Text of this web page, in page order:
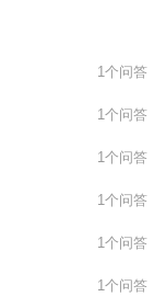
1个问答
1个问答
1个问答
1个问答
1个问答
1个问答